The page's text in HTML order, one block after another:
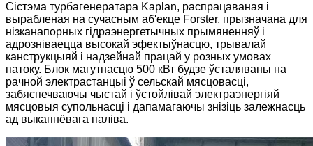
Сістэма турбагенератара Kaplan, распрацаваная і
вырабленая на сучасным аб'екце Forster, прызначана для
нізканапорных гідраэнергетычных прымяненняў і
адрозніваецца высокай эфектыўнасцю, трывалай
канструкцыяй і надзейнай працай у розных умовах
патоку. Блок магутнасцю 500 кВт будзе ўсталяваны на
рачной электрастанцыі ў сельскай мясцовасці,
забяспечваючы чыстай і ўстойлівай электраэнергіяй
мясцовыя супольнасці і дапамагаючы знізіць залежнасць
ад выкапнёвага паліва.